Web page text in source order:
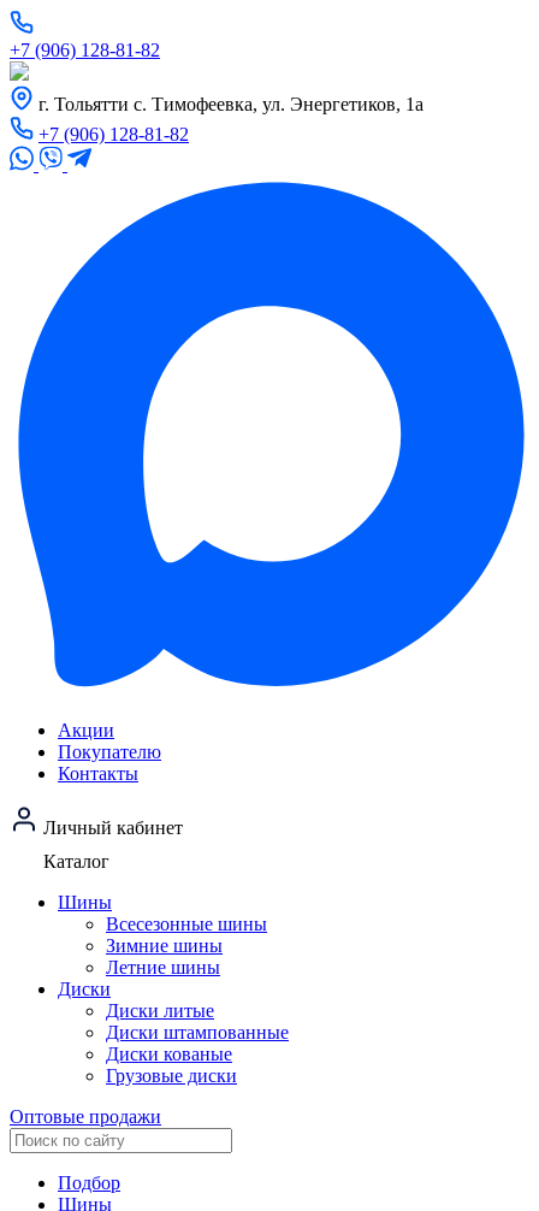
+7 (906) 128-81-82
г. Тольятти с. Тимофеевка, ул. Энергетиков, 1а
+7 (906) 128-81-82
Акции
Покупателю
Контакты
Личный кабинет
Каталог
Шины
Всесезонные шины
Зимние шины
Летние шины
Диски
Диски литые
Диски штампованные
Диски кованые
Грузовые диски
Оптовые продажи
Подбор
Шины